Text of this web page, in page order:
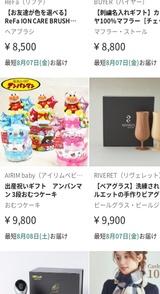
スイーツ
スイーツを同梱してお届けいたします
です。
（レモン＆紅茶）（432
円）
（バナナ味
スキンケアグッズ